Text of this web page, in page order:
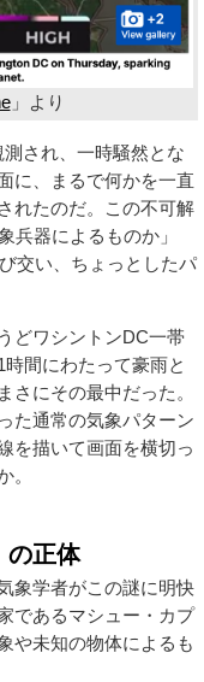
」より
され、一時騒然とな
に、まるで何かを一直
れたのだ。この不可解
兵器によるものか」
交い、ちょっとしたパ
どワシントンDC一帯
間にわたって豪雨と
さにその最中だった。
た通常の気象パターン
を描いて画面を横切っ
。
の正体
象学者がこの謎に明快
であるマシュー・カプ
や未知の物体によるも